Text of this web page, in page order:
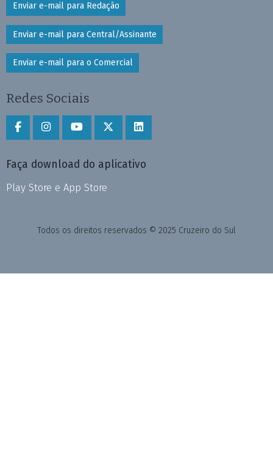
Enviar e-mail para Redação
Enviar e-mail para Central/Assinante
Enviar e-mail para o Comercial
Redes Sociais
Faça download do aplicativo
Play Store e App Store
Todos os direitos reservados © 2025 Cruzeiro do Sul